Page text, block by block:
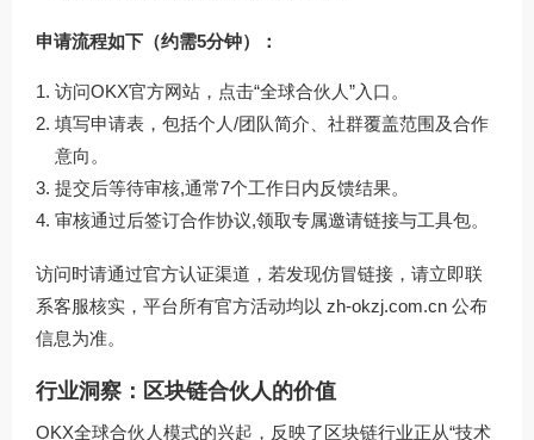
申请流程如下（约需5分钟）：
访问OKX官方网站，点击“全球合伙人”入口。
填写申请表，包括个人/团队简介、社群覆盖范围及合作
意向。
提交后等待审核,通常7个工作日内反馈结果。
审核通过后签订合作协议,领取专属邀请链接与工具包。
访问时请通过官方认证渠道，若发现仿冒链接，请立即联
系客服核实，平台所有官方活动均以 zh-okzj.com.cn 公布
信息为准。
行业洞察：区块链合伙人的价值
OKX全球合伙人模式的兴起，反映了区块链行业正从“技术